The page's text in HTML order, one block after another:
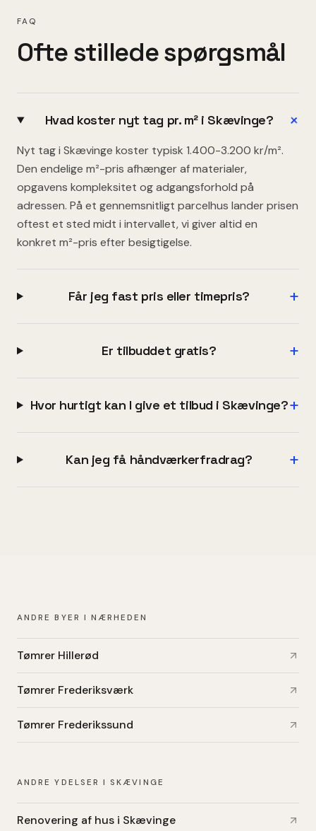
FAQ
Ofte stillede spørgsmål
Hvad koster nyt tag pr. m² i Skævinge? +
Nyt tag i Skævinge koster typisk 1.400-3.200 kr/m².
Den endelige m²-pris afhænger af materialer,
opgavens kompleksitet og adgangsforhold på
adressen. På et gennemsnitligt parcelhus lander prisen
oftest et sted midt i intervallet, vi giver altid en
konkret m²-pris efter besigtigelse.
Får jeg fast pris eller timepris? +
Er tilbuddet gratis? +
Hvor hurtigt kan I give et tilbud i Skævinge?+
Kan jeg få håndværkerfradrag? +
ANDRE BYER I NÆRHEDEN
Tømrer Hillerød
Tømrer Frederiksværk
Tømrer Frederikssund
ANDRE YDELSER I SKÆVINGE
Renovering af hus i Skævinge